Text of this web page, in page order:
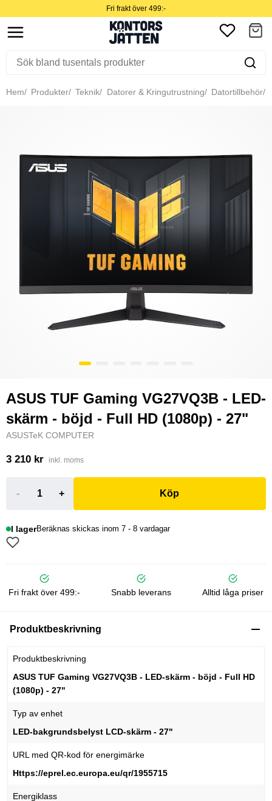
Fri frakt över 499:-
Hem Produkter Teknik Datorer & Kringutrustning Datortillbehör
ASUS TUF Gaming VG27VQ3B - LED-
skärm - böjd - Full HD (1080p) - 27"
ASUSTeK COMPUTER
3 210 kr inkl. moms
- + Köp
I lagerBeräknas skickas inom 7 - 8 vardagar
Fri frakt över 499:- Snabb leverans Alltid låga priser
Produktbeskrivning
Produktbeskrivning
ASUS TUF Gaming VG27VQ3B - LED-skärm - böjd - Full HD
(1080p) - 27"
Typ av enhet
LED-bakgrundsbelyst LCD-skärm - 27"
URL med QR-kod för energimärke
Https://eprel.ec.europa.eu/qr/1955715
Energiklass